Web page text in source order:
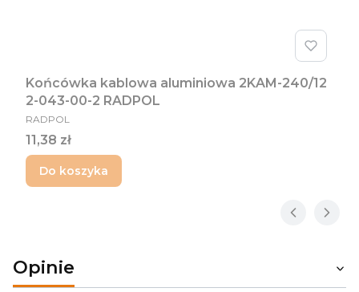
Końcówka kablowa aluminiowa 2KAM-240/12
2-043-00-2 RADPOL
PRODUCENT
RADPOL
Cena
11,38 zł
Do koszyka
Opinie